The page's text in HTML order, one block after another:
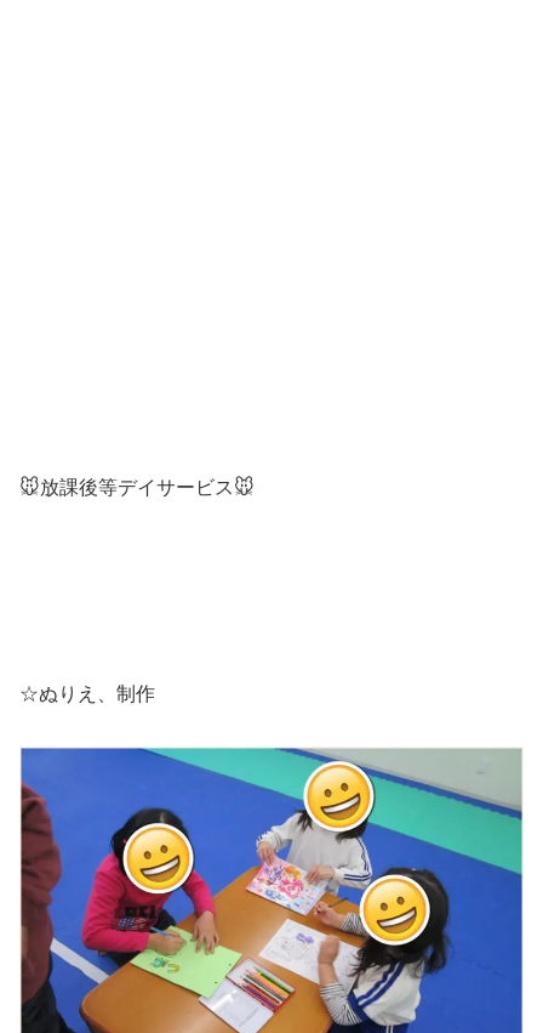
🐭放課後等デイサービス🐭
☆ぬりえ、制作